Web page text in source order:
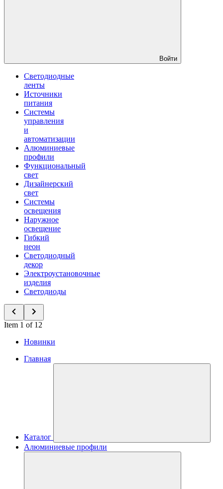
Войти
Светодиодные
ленты
Источники
питания
Системы
управления
и
автоматизации
Алюминиевые
профили
Функциональный
свет
Дизайнерский
свет
Системы
освещения
Наружное
освещение
Гибкий
неон
Светодиодный
декор
Электроустановочные
изделия
Светодиоды
Item 1 of 12
Новинки
Главная
Каталог
Алюминиевые профили